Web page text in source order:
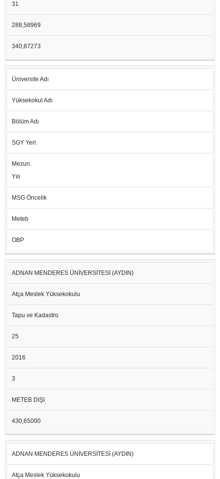
31
288,58969
340,87273
Üniversite Adı
Yüksekokul Adı
Bölüm Adı
SGY Yerl.
Mezun.
Yılı
MSG Öncelik
Meteb
OBP
ADNAN MENDERES ÜNİVERSİTESİ (AYDIN)
Atça Meslek Yüksekokulu
Tapu ve Kadastro
25
2016
3
METEB DIŞI
430,65000
ADNAN MENDERES ÜNİVERSİTESİ (AYDIN)
Atça Meslek Yüksekokulu